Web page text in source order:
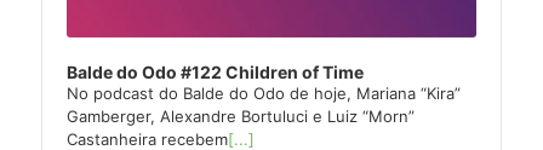
Balde do Odo #122 Children of Time
No podcast do Balde do Odo de hoje, Mariana “Kira”
Gamberger, Alexandre Bortuluci e Luiz “Morn”
Castanheira recebem[...]